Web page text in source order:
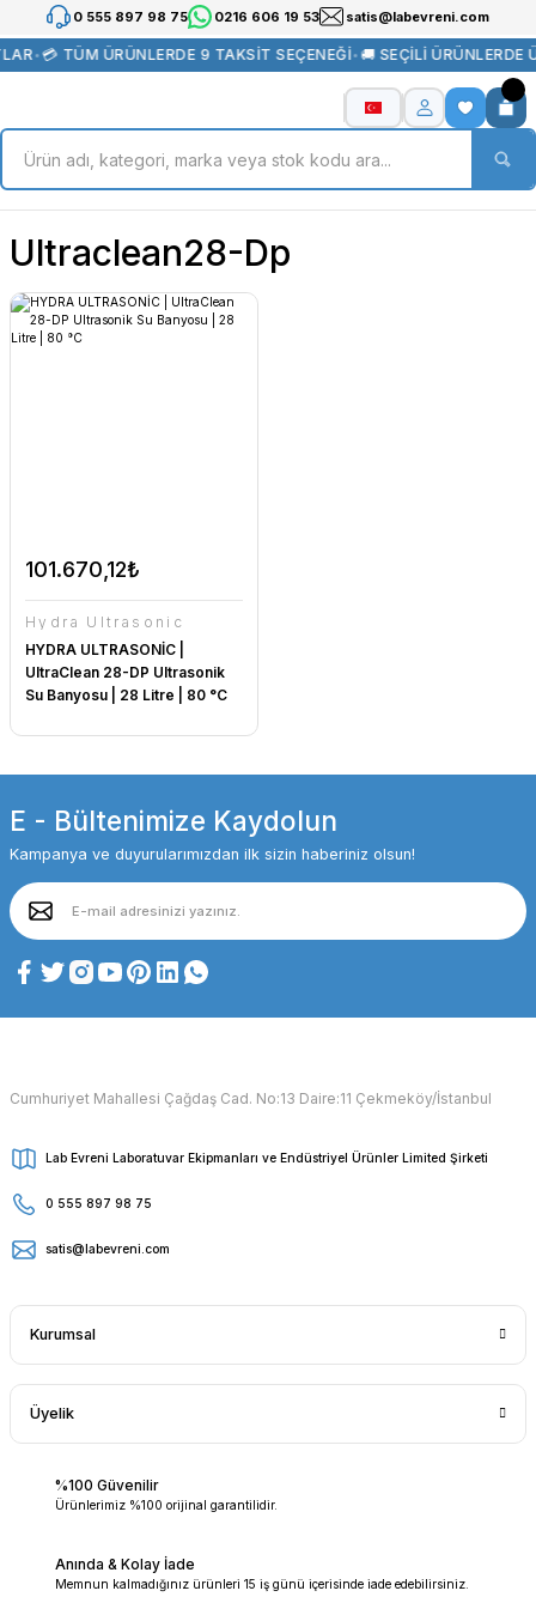
0 555 897 98 75 0216 606 19 53 satis@labevreni.com
•💳 TÜM ÜRÜNLERDE 9 TAKSİT SEÇENEĞİ•🚚 SEÇİLİ ÜRÜNLERDE
Ultraclean28-Dp
101.670,12₺
Hydra Ultrasonic
HYDRA ULTRASONİC |
UltraClean 28-DP Ultrasonik
Su Banyosu | 28 Litre | 80 °C
E - Bültenimize Kaydolun
Kampanya ve duyurularımızdan ilk sizin haberiniz olsun!
Cumhuriyet Mahallesi Çağdaş Cad. No:13 Daire:11 Çekmeköy/İstanbul
Lab Evreni Laboratuvar Ekipmanları ve Endüstriyel Ürünler Limited Şirketi
0 555 897 98 75
satis@labevreni.com
Kurumsal
Üyelik
%100 Güvenilir
Ürünlerimiz %100 orijinal garantilidir.
Anında & Kolay İade
Memnun kalmadığınız ürünleri 15 iş günü içerisinde iade edebilirsiniz.